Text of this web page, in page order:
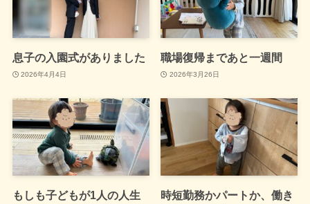
息子の入園式がありました
2026年4月4日
職場復帰まであと一週間
2026年3月26日
もしも子どもが1人の人生
時短勤務かパートか、働き